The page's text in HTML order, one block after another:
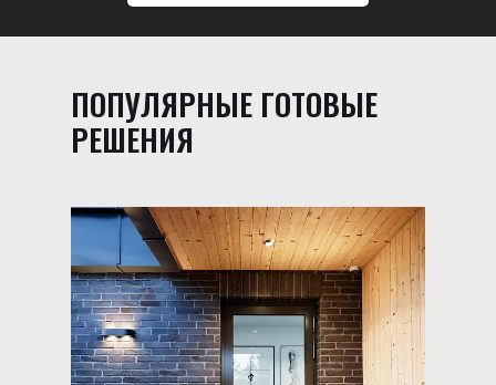
ПОПУЛЯРНЫЕ ГОТОВЫЕ
РЕШЕНИЯ